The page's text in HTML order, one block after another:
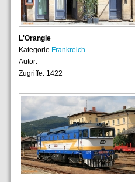
L'Orangie
Kategorie Frankreich
Autor:
Zugriffe: 1422